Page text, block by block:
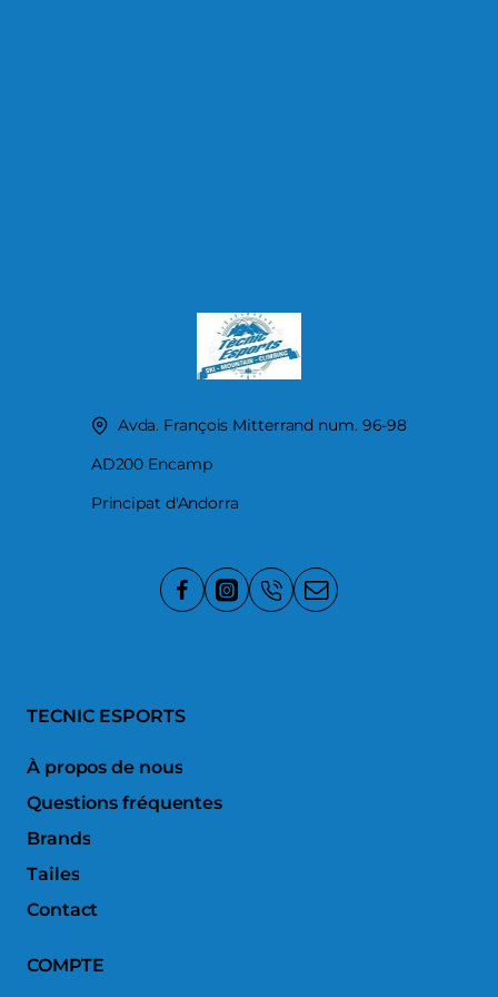
Avda. François Mitterrand num. 96-98
AD200 Encamp
Principat d'Andorra
TECNIC ESPORTS
À propos de nous
Questions fréquentes
Brands
Tailes
Contact
COMPTE